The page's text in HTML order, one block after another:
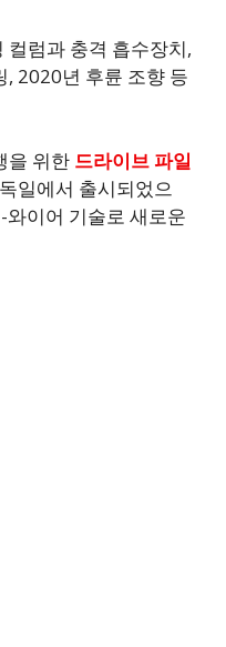
럼과 충격 흡수장치,
2020년 후륜 조향 등
을 위한 드라이브 파일
일에서 출시되었으
이어 기술로 새로운